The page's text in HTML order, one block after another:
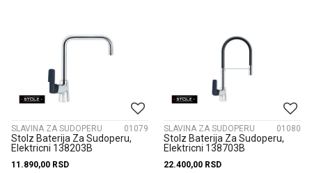
SLAVINA ZA SUDOPERU 01079
Stolz Baterija Za Sudoperu,
Elektricni 138203B
11.890,00 RSD
SLAVINA ZA SUDOPERU 01080
Stolz Baterija Za Sudoperu,
Elektricni 138703B
22.400,00 RSD